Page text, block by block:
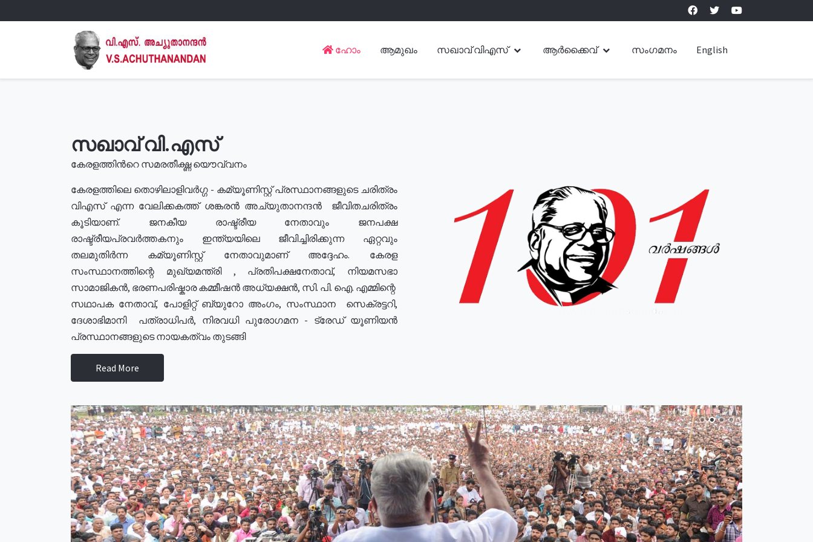
ഹോം ആമുഖം സഖാവ് വിഎസ് ആർക്കൈവ് സംഗമനം English
സഖാവ് വി.എസ്
കേരളത്തിൻറെ സമരതീക്ഷ്ണ യൌവ്വനം
കേരളത്തിലെ തൊഴിലാളിവർഗ്ഗ - കമ്യൂണിസ്റ്റ് പ്രസ്ഥാനങ്ങളുടെ ചരിത്രം
വിഎസ് എന്ന വേലിക്കകത്ത് ശങ്കരൻ അച്യുതാനന്ദൻ ജീവിതചരിത്രം
കൂടിയാണ്. ജനകീയ രാഷ്ട്രീയ നേതാവും ജനപക്ഷ
രാഷ്ട്രീയപ്രവർത്തകനും ഇന്ത്യയിലെ ജീവിച്ചിരിക്കുന്ന ഏറ്റവും
തലമുതിർന്ന കമ്യൂണിസ്റ്റ് നേതാവുമാണ് അദ്ദേഹം. കേരള
സംസ്ഥാനത്തിന്റെ മുഖ്യമന്ത്രി , പ്രതിപക്ഷനേതാവ്, നിയമസഭാ
സാമാജികൻ, ഭരണപരിഷ്കാര കമ്മീഷൻ അധ്യക്ഷൻ, സി. പി. ഐ. എമ്മിന്റെ
സഥാപക നേതാവ്, പോളിറ്റ് ബ്യുറോ അംഗം, സംസ്ഥാന സെക്രട്ടറി,
ദേശാഭിമാനി പത്രാധിപർ, നിരവധി പുരോഗമന - ട്രേഡ് യൂണിയൻ
പ്രസ്ഥാനങ്ങളുടെ നായകത്വം തുടങ്ങി
Read More